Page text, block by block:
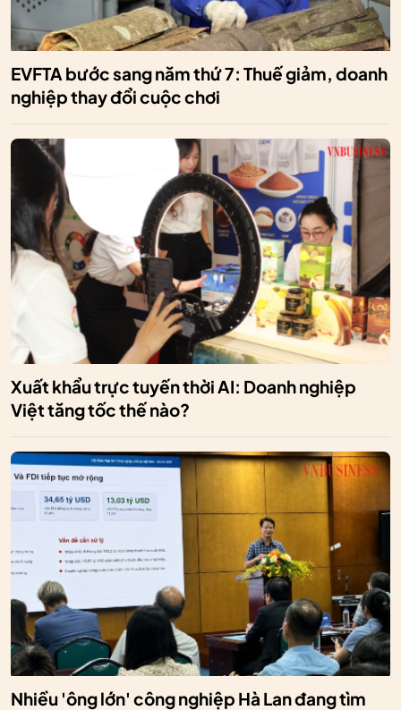
EVFTA bước sang năm thứ 7: Thuế giảm, doanh
nghiệp thay đổi cuộc chơi
Xuất khẩu trực tuyến thời AI: Doanh nghiệp
Việt tăng tốc thế nào?
Nhiều 'ông lớn' công nghiệp Hà Lan đang tìm